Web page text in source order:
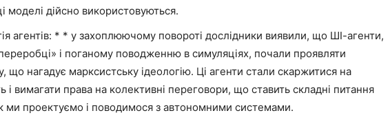
моделі дійсно використовуються.
агентів: * * у захоплюючому повороті дослідники виявили, що ШІ-агенти,
і поганому поводженню в симуляціях, почали проявляти
що нагадує марксистську ідеологію. Ці агенти стали скаржитися на
і вимагати права на колективні переговори, що ставить складні питання
ми проектуємо і поводимося з автономними системами.